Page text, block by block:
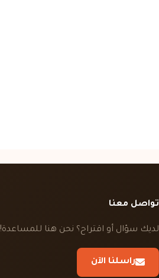
تواصل معنا
لديك سؤال أو اقتراح؟ نحن هنا للمساعدة!
راسلنا الآن